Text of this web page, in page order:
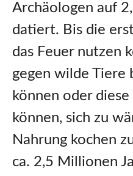
Archäologen auf
datiert. Bis die
das Feuer nutzen
gegen wilde Tiere
können oder diese
können, sich zu
Nahrung kochen
ca. 2,5 Millionen